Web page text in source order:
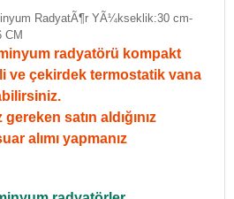
radyatörü kompakt
ve çekirdek termostatik vana
satın aldığınız
alımı yapmanız